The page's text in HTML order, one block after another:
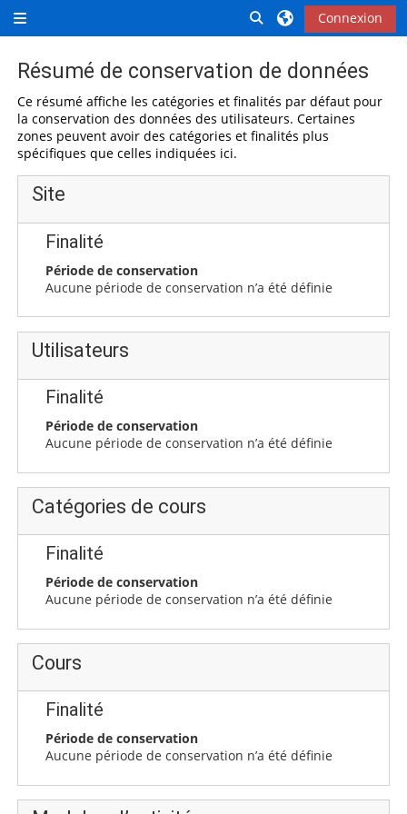
Panneau latéral
Activer/désactiver la
Connexion
Résumé de conservation de données
Ce résumé affiche les catégories et finalités par défaut pour
la conservation des données des utilisateurs. Certaines
zones peuvent avoir des catégories et finalités plus
spécifiques que celles indiquées ici.
Site
Finalité
Période de conservation
Aucune période de conservation n’a été définie
Utilisateurs
Finalité
Période de conservation
Aucune période de conservation n’a été définie
Catégories de cours
Finalité
Période de conservation
Aucune période de conservation n’a été définie
Cours
Finalité
Période de conservation
Aucune période de conservation n’a été définie